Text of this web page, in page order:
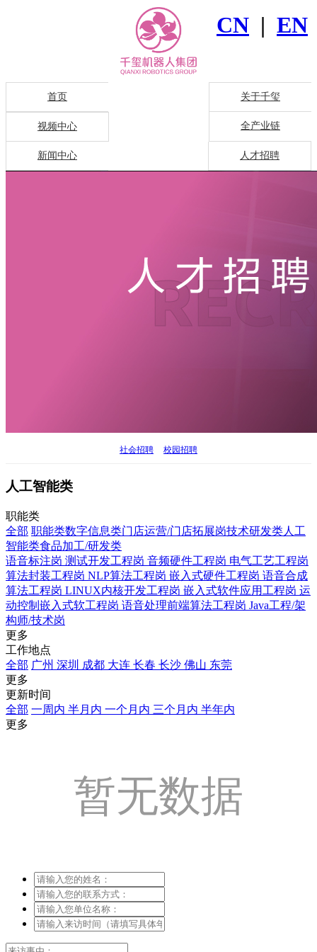
CN | EN
首页 关于千玺
视频中心 全产业链
新闻中心 人才招聘
社会招聘 校园招聘
人工智能类
职能类
全部 职能类数字信息类门店运营/门店拓展岗技术研发类人工
智能类食品加工/研发类
语音标注岗 测试开发工程岗 音频硬件工程岗 电气工艺工程岗
算法封装工程岗 NLP算法工程岗 嵌入式硬件工程岗 语音合成
算法工程岗 LINUX内核开发工程岗 嵌入式软件应用工程岗 运
动控制嵌入式软工程岗 语音处理前端算法工程岗 Java工程/架
构师/技术岗
更多
工作地点
全部 广州 深圳 成都 大连 长春 长沙 佛山 东莞
更多
更新时间
全部 一周内 半月内 一个月内 三个月内 半年内
更多
暂无数据